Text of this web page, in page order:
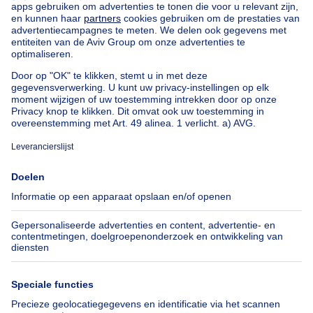
Andere panden te koop
Manoir te koop
Huis te koop goedkoop in Rendeux
Onze huizen buiten BelgiëHuis te koop Frankrijk
Huis te koop Spanje
Huis te koop Luxemburg
Huis te koop Nederland
Over
Immoweb
Pers
Jobs
Axel Springer Group
SeLoger.com
Immowelt.de
Tools
Belfius
Verzekeringen
Verhuis checklist
Hulp Volg ons